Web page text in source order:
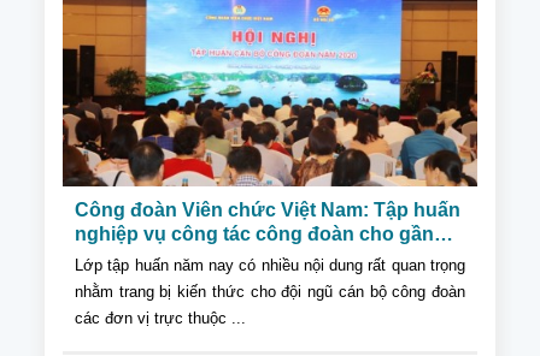
Công đoàn Viên chức Việt Nam: Tập huấn
nghiệp vụ công tác công đoàn cho gần
300 cán bộ công đoàn trực thuộc
Lớp tập huấn năm nay có nhiều nội dung rất quan trọng
nhằm trang bị kiến thức cho đội ngũ cán bộ công đoàn
các đơn vị trực thuộc ...